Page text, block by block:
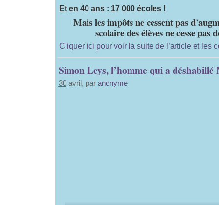
Et en 40 ans : 17 000 écoles !
Mais les impôts ne cessent pas
scolaire des élèves ne cesse pas
Cliquer ici pour voir la suite de l’article et les
Simon Leys, l’homme qui a déshabillé
30 avril, par anonyme